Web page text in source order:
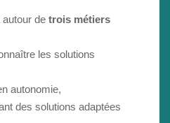
autour de trois métiers
les solutions
autonomie,
des solutions adaptées